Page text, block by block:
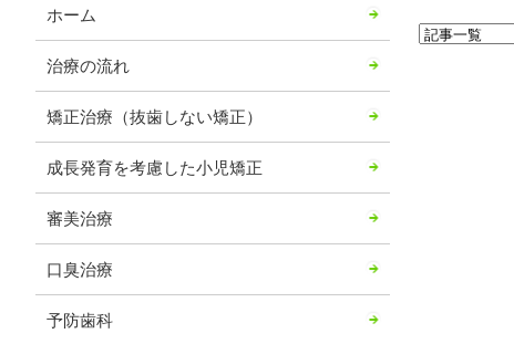
ホーム
治療の流れ
矯正治療（抜歯しない矯正）
成長発育を考慮した小児矯正
審美治療
口臭治療
予防歯科